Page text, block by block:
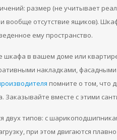
размер (не учитывает
вообще отсутствие ящиков).
ему пространство.
в вашем доме или
накладками,
помните о том, что
Заказывайте вместе с этими
типов: с
при этом двигаются плавно